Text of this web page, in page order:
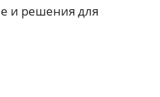
и решения для